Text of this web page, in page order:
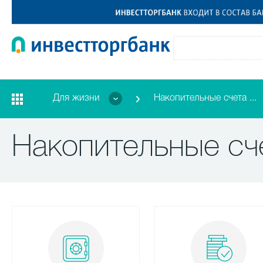
Для жизни Накопительные счета ...
Накопительные